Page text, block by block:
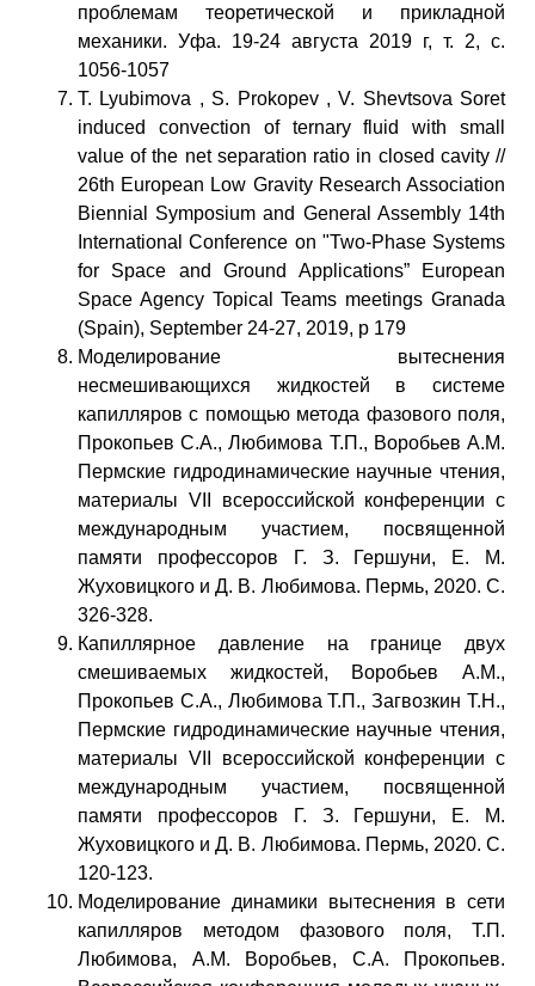
проблемам теоретической и прикладной
механики. Уфа. 19-24 августа 2019 г, т. 2, с.
1056-1057
T. Lyubimova , S. Prokopev , V. Shevtsova Soret
induced convection of ternary fluid with small
value of the net separation ratio in closed cavity //
26th European Low Gravity Research Association
Biennial Symposium and General Assembly 14th
International Conference on "Two-Phase Systems
for Space and Ground Applications” European
Space Agency Topical Teams meetings Granada
(Spain), September 24-27, 2019, p 179
Моделирование вытеснения
несмешивающихся жидкостей в системе
капилляров с помощью метода фазового поля,
Прокопьев С.А., Любимова Т.П., Воробьев А.М.
Пермские гидродинамические научные чтения,
материалы VII всероссийской конференции с
международным участием, посвященной
памяти профессоров Г. З. Гершуни, Е. М.
Жуховицкого и Д. В. Любимова. Пермь, 2020. С.
326-328.
Капиллярное давление на границе двух
смешиваемых жидкостей, Воробьев А.М.,
Прокопьев С.А., Любимова Т.П., Загвозкин Т.Н.,
Пермские гидродинамические научные чтения,
материалы VII всероссийской конференции с
международным участием, посвященной
памяти профессоров Г. З. Гершуни, Е. М.
Жуховицкого и Д. В. Любимова. Пермь, 2020. С.
120-123.
Моделирование динамики вытеснения в сети
капилляров методом фазового поля, Т.П.
Любимова, А.М. Воробьев, С.А. Прокопьев.